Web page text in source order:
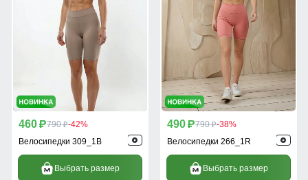
460 p790 p-42%
Велосипедки 309_1B
Выбрать размер
490 p790 p-38%
Велосипедки 266_1R
Выбрать размер